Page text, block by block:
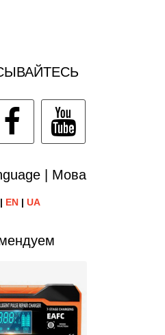
| Мова
EN| UA